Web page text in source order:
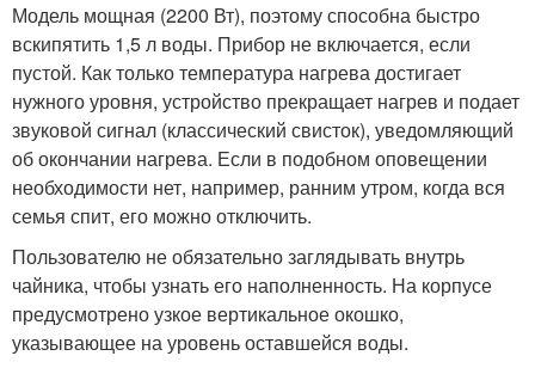
Модель мощная (2200 Вт), поэтому способна быстро
вскипятить 1,5 л воды. Прибор не включается, если
пустой. Как только температура нагрева достигает
нужного уровня, устройство прекращает нагрев и подает
звуковой сигнал (классический свисток), уведомляющий
об окончании нагрева. Если в подобном оповещении
необходимости нет, например, ранним утром, когда вся
семья спит, его можно отключить.
Пользователю не обязательно заглядывать внутрь
чайника, чтобы узнать его наполненность. На корпусе
предусмотрено узкое вертикальное окошко,
указывающее на уровень оставшейся воды.